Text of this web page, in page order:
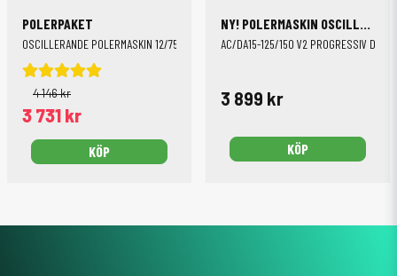
POLERPAKET
OSCILLERANDE POLERMASKIN 12/75 MM
4 146 kr
3 731 kr
KÖP
NY! POLERMASKIN OSCILLERANDE
AC/DA15-125/150 V2 PROGRESSIV DUAL
3 899 kr
KÖP